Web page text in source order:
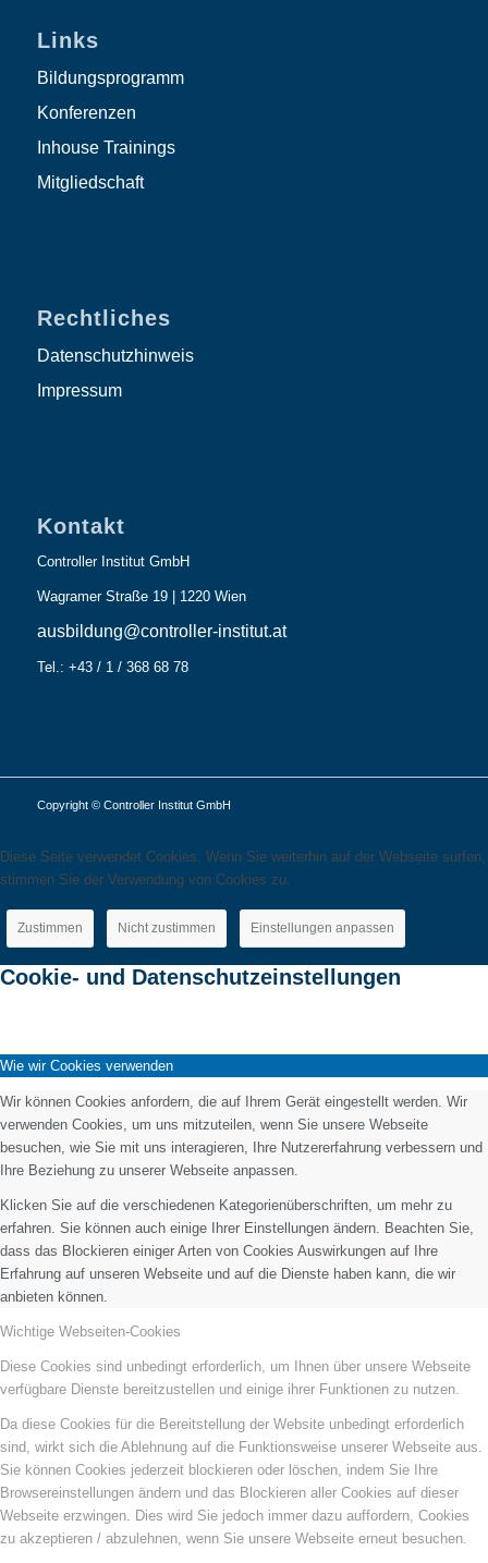
Links
Bildungsprogramm
Konferenzen
Inhouse Trainings
Mitgliedschaft
Rechtliches
Datenschutzhinweis
Impressum
Kontakt
Controller Institut GmbH
Wagramer Straße 19 | 1220 Wien
ausbildung@controller-institut.at
Tel.: +43 / 1 / 368 68 78
Copyright © Controller Institut GmbH
Diese Seite verwendet Cookies. Wenn Sie weiterhin auf der Webseite surfen,
stimmen Sie der Verwendung von Cookies zu.
Zustimmen Nicht zustimmen Einstellungen anpassen
Cookie- und Datenschutzeinstellungen
Wie wir Cookies verwenden
Wir können Cookies anfordern, die auf Ihrem Gerät eingestellt werden. Wir
verwenden Cookies, um uns mitzuteilen, wenn Sie unsere Webseite
besuchen, wie Sie mit uns interagieren, Ihre Nutzererfahrung verbessern und
Ihre Beziehung zu unserer Webseite anpassen.
Klicken Sie auf die verschiedenen Kategorienüberschriften, um mehr zu
erfahren. Sie können auch einige Ihrer Einstellungen ändern. Beachten Sie,
dass das Blockieren einiger Arten von Cookies Auswirkungen auf Ihre
Erfahrung auf unseren Webseite und auf die Dienste haben kann, die wir
anbieten können.
Wichtige Webseiten-Cookies
Diese Cookies sind unbedingt erforderlich, um Ihnen über unsere Webseite
verfügbare Dienste bereitzustellen und einige ihrer Funktionen zu nutzen.
Da diese Cookies für die Bereitstellung der Website unbedingt erforderlich
sind, wirkt sich die Ablehnung auf die Funktionsweise unserer Webseite aus.
Sie können Cookies jederzeit blockieren oder löschen, indem Sie Ihre
Browsereinstellungen ändern und das Blockieren aller Cookies auf dieser
Webseite erzwingen. Dies wird Sie jedoch immer dazu auffordern, Cookies
zu akzeptieren / abzulehnen, wenn Sie unsere Webseite erneut besuchen.